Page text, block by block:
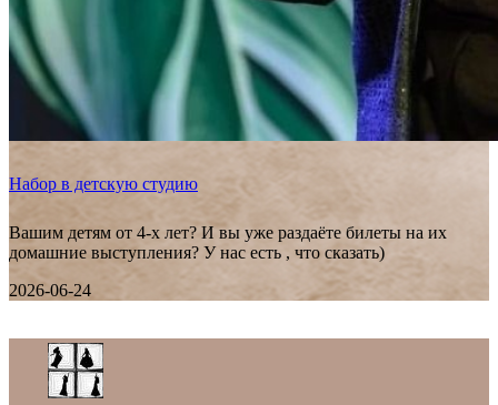
Набор в детскую студию
Вашим детям от 4-х лет? И вы уже раздаёте билеты на их
домашние выступления? У нас есть , что сказать)
2026-06-24